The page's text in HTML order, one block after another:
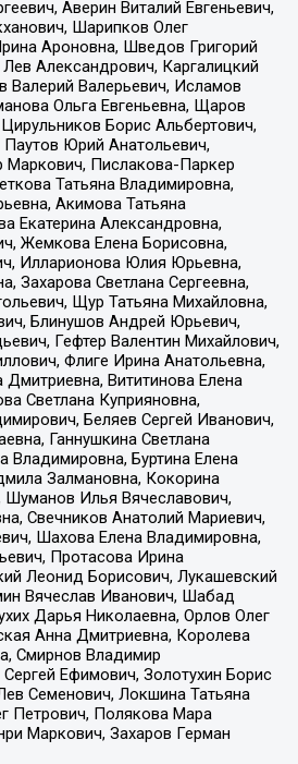
Аверин Виталий Евгеньевич,
Шарипков Олег
Ароновна, Шведов Григорий
Александрович, Каргалицкий
Валерий Валерьевич, Исламов
Ольга Евгеньевна, Щаров
Борис Альбертович,
Паутов Юрий Анатольевич,
Маркович, Пислакова-Паркер
Татьяна Владимировна,
Акимова Татьяна
Екатерина Александровна,
Жемкова Елена Борисовна,
Илларионова Юлия Юрьевна,
Захарова Светлана Сергеевна,
Щур Татьяна Михайловна,
Блинушов Андрей Юрьевич,
Гефтер Валентин Михайлович,
Флиге Ирина Анатольевна,
Вититинова Елена
Светлана Куприяновна,
Беляев Сергей Иванович,
Ганнушкина Светлана
Владимировна, Буртина Елена
Залмановна, Кокорина
Шуманов Илья Вячеславович,
Свечников Анатолий Мариевич,
Шахова Елена Владимировна,
Протасова Ирина
Леонид Борисович, Лукашевский
Вячеслав Иванович, Шабад
Дарья Николаевна, Орлов Олег
Анна Дмитриевна, Королева
Смирнов Владимир
Ефимович, Золотухин Борис
Семенович, Локшина Татьяна
Петрович, Полякова Мара
Маркович, Захаров Герман